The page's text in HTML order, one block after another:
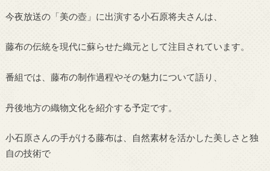
今夜放送の「美の壺」に出演する小石原将夫さんは、
藤布の伝統を現代に蘇らせた織元として注目されています。
番組では、藤布の制作過程やその魅力について語り、
丹後地方の織物文化を紹介する予定です。
小石原さんの手がける藤布は、自然素材を活かした美しさと独
自の技術で